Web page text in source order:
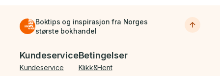
Boktips og inspirasjon fra Norges
største bokhandel
Bunnmeny
Kundeservice
Kundeservice
Betingelser
Klikk&Hent